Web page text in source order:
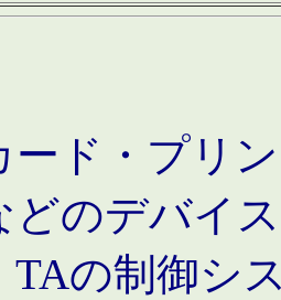
ード・プリ
どのデバイ
TAの制御シ